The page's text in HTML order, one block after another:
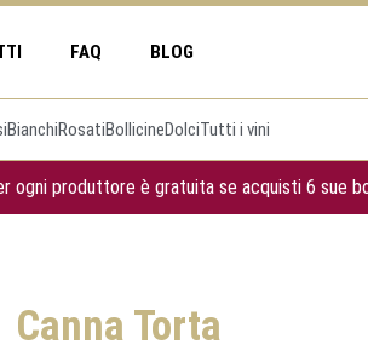
FAQ BLOG
BianchiRosatiBollicineDolciTutti i vini
ogni produttore è gratuita se acquisti 6 sue
Canna Torta